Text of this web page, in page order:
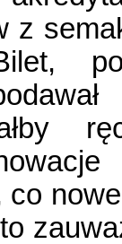
z
po
co